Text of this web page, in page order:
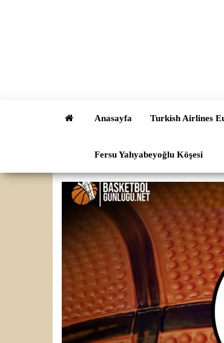
Anasayfa Turkish Airlines
Fersu Yahyabeyoğlu Köşesi